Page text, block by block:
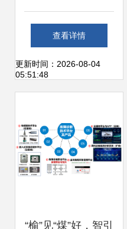
与广州迈维条码 实
现工厂仓库信息化
查看详情
更新时间：2026-08-04
05:51:48
“榆”见“煤”好，智引